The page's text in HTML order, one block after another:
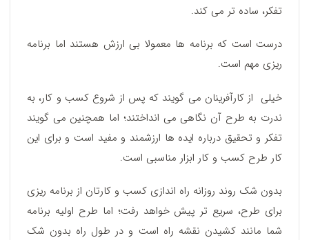
تفکر، ساده تر می کند.
درست است که برنامه ها معمولا بی ارزش هستند اما برنامه
ریزی مهم است.
خیلی از کارآفرینان می گویند که پس از شروع کسب و کار، به
ندرت به طرح آن نگاهی می انداختند؛ اما همچنین می گویند
تفکر و تحقیق درباره ایده ها ارزشمند و مفید است و برای این
کار طرح کسب و کار ابزار مناسبی است.
بدون شک روند روزانه راه اندازی کسب و کارتان از برنامه ریزی
برای طرح، سریع تر پیش خواهد رفت؛ اما طرح اولیه برنامه
شما مانند کشیدن نقشه راه است و در طول راه بدون شک